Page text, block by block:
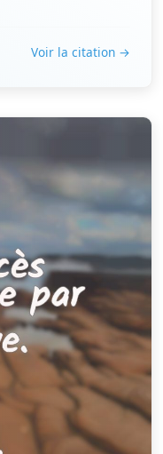
Voir la citation →